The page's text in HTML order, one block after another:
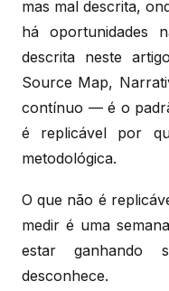
mas mal descrita,
há oportunidades
descrita neste
Source Map,
contínuo — é o
é replicável por
metodológica.
O que não é
medir é uma
estar ganhando
desconhece.